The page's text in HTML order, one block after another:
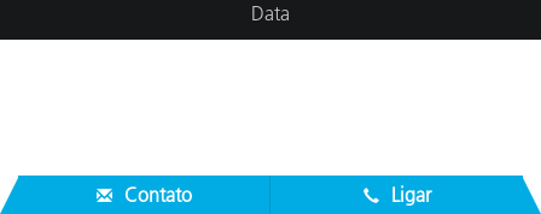
Data
Contato Ligar